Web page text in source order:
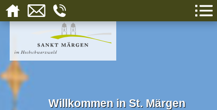
Willkommen in St. Märgen